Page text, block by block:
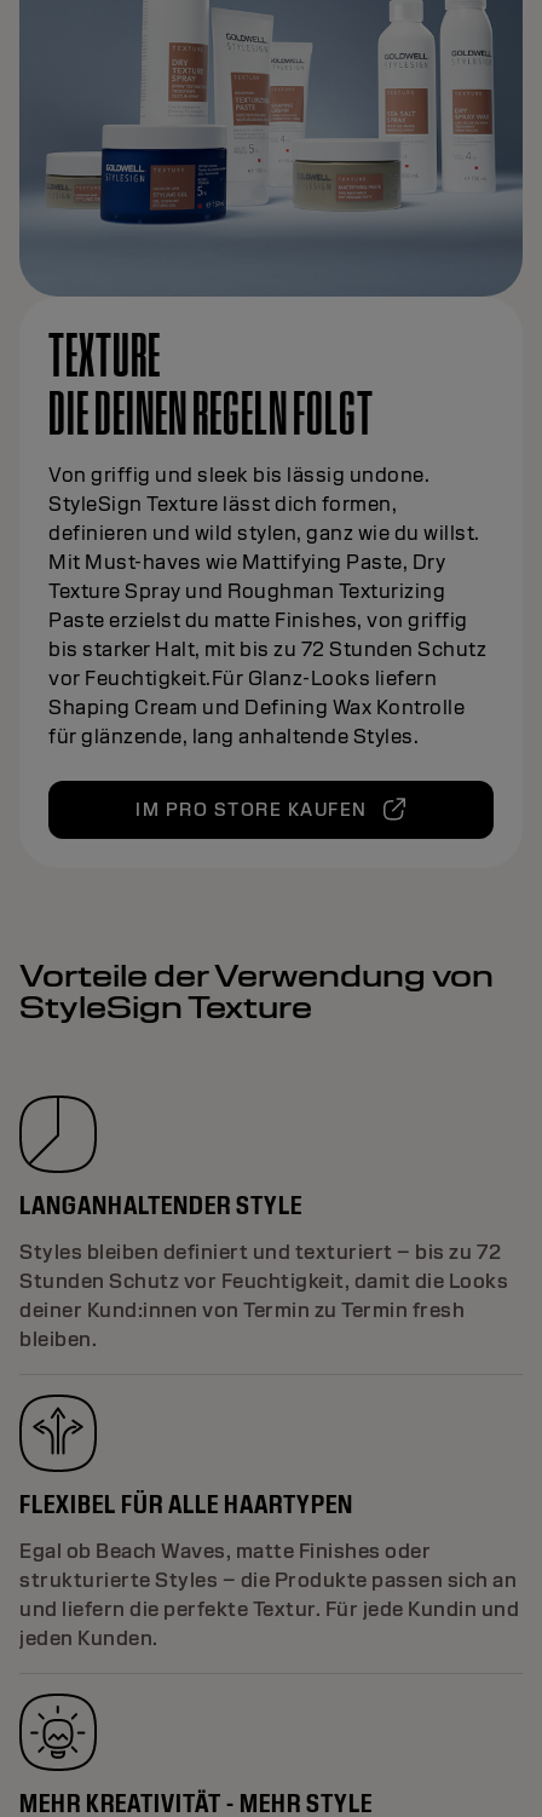
TEXTURE
DIE DEINEN REGELN FOLGT
Von griffig und sleek bis lässig undone.
StyleSign Texture lässt dich formen,
definieren und wild stylen, ganz wie du willst.
Mit Must-haves wie Mattifying Paste, Dry
Texture Spray und Roughman Texturizing
Paste erzielst du matte Finishes, von griffig
bis starker Halt, mit bis zu 72 Stunden Schutz
vor Feuchtigkeit.Für Glanz-Looks liefern
Shaping Cream und Defining Wax Kontrolle
für glänzende, lang anhaltende Styles.
IM PRO STORE KAUFEN
Vorteile der Verwendung von
StyleSign Texture
LANGANHALTENDER STYLE
Styles bleiben definiert und texturiert – bis zu 72
Stunden Schutz vor Feuchtigkeit, damit die Looks
deiner Kund:innen von Termin zu Termin fresh
bleiben.
FLEXIBEL FÜR ALLE HAARTYPEN
Egal ob Beach Waves, matte Finishes oder
strukturierte Styles – die Produkte passen sich an
und liefern die perfekte Textur. Für jede Kundin und
jeden Kunden.
MEHR KREATIVITÄT - MEHR STYLE